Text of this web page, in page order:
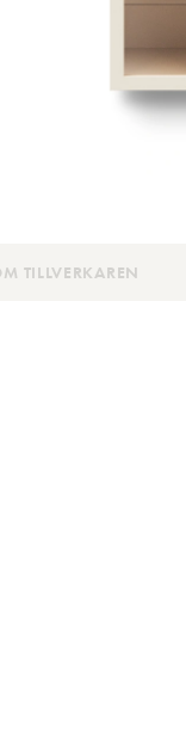
TILLVERKAREN